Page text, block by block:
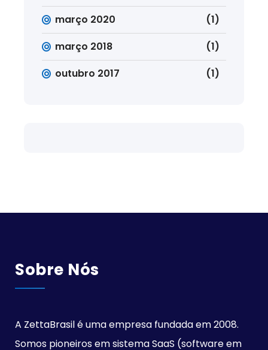
março 2020
(1)
março 2018
(1)
outubro 2017
(1)
Sobre Nós
A ZettaBrasil é uma empresa fundada em 2008.
Somos pioneiros em sistema SaaS (software em